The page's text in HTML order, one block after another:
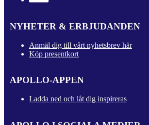
NYHETER & ERBJUDANDEN
Anmäl dig till vårt nyhetsbrev här
Köp presentkort
APOLLO-APPEN
Ladda ned och låt dig inspireras